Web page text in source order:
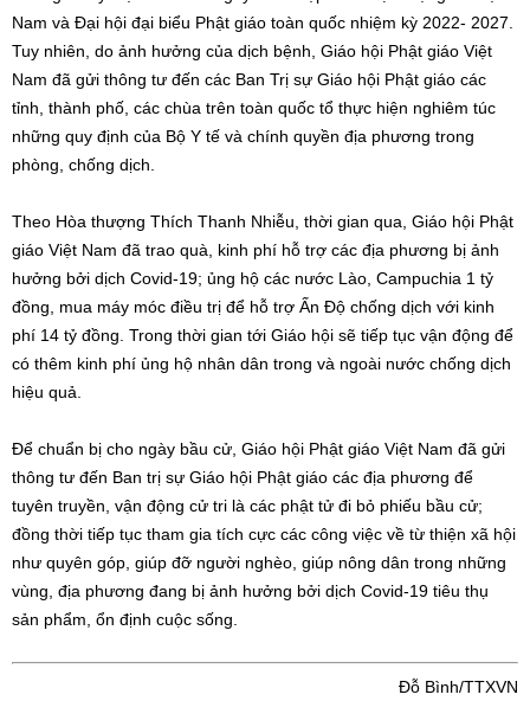
Nam và Đại hội đại biểu Phật giáo toàn quốc nhiệm kỳ 2022- 2027.
Tuy nhiên, do ảnh hưởng của dịch bệnh, Giáo hội Phật giáo Việt
Nam đã gửi thông tư đến các Ban Trị sự Giáo hội Phật giáo các
tỉnh, thành phố, các chùa trên toàn quốc tổ thực hiện nghiêm túc
những quy định của Bộ Y tế và chính quyền địa phương trong
phòng, chống dịch.
Theo Hòa thượng Thích Thanh Nhiễu, thời gian qua, Giáo hội Phật
giáo Việt Nam đã trao quà, kinh phí hỗ trợ các địa phương bị ảnh
hưởng bởi dịch Covid-19; ủng hộ các nước Lào, Campuchia 1 tỷ
đồng, mua máy móc điều trị để hỗ trợ Ấn Độ chống dịch với kinh
phí 14 tỷ đồng. Trong thời gian tới Giáo hội sẽ tiếp tục vận động để
có thêm kinh phí ủng hộ nhân dân trong và ngoài nước chống dịch
hiệu quả.
Để chuẩn bị cho ngày bầu cử, Giáo hội Phật giáo Việt Nam đã gửi
thông tư đến Ban trị sự Giáo hội Phật giáo các địa phương để
tuyên truyền, vận động cử tri là các phật tử đi bỏ phiếu bầu cử;
đồng thời tiếp tục tham gia tích cực các công việc về từ thiện xã hội
như quyên góp, giúp đỡ người nghèo, giúp nông dân trong những
vùng, địa phương đang bị ảnh hưởng bởi dịch Covid-19 tiêu thụ
sản phẩm, ổn định cuộc sống.
Đỗ Bình/TTXVN